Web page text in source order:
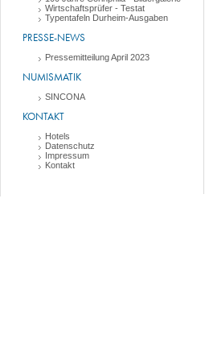
Wirtschaftsprüfer - Testat
Typentafeln Durheim-Ausgaben
PRESSE-NEWS
Pressemitteilung April 2023
NUMISMATIK
SINCONA
KONTAKT
Hotels
Datenschutz
Impressum
Kontakt